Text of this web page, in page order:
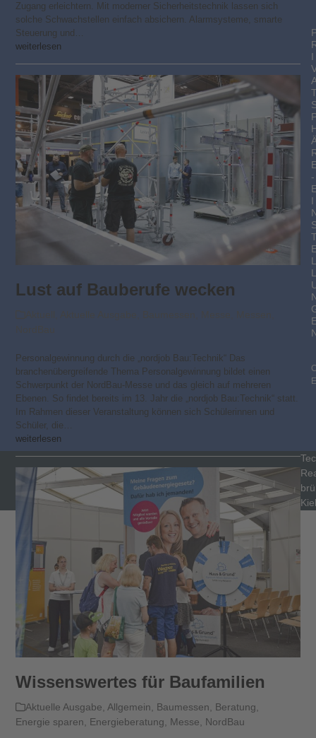
Zugang erleichtern. Mit moderner Sicherheitstechnik lassen sich
solche Schwachstellen einfach absichern. Alarmsysteme, smarte
Steuerung und…
weiterlesen
Lust auf Bauberufe wecken
Personalgewinnung durch die „nordjob Bau:Technik“ Das
branchenübergreifende Thema Personalgewinnung bildet einen
Schwerpunkt der NordBau-Messe und das gleich auf mehreren
Ebenen. So findet bereits im 13. Jahr die „nordjob Bau:Technik“ statt.
Im Rahmen dieser Veranstaltung können sich Schülerinnen und
Schüler, die…
weiterlesen
Wissens­wertes für Baufamilien
Aktuelle Ausgabe Allgemein Baumessen Beratung
Energie sparen
Energieberatung Messe NordBau
I
-
I
L
L
Kiel